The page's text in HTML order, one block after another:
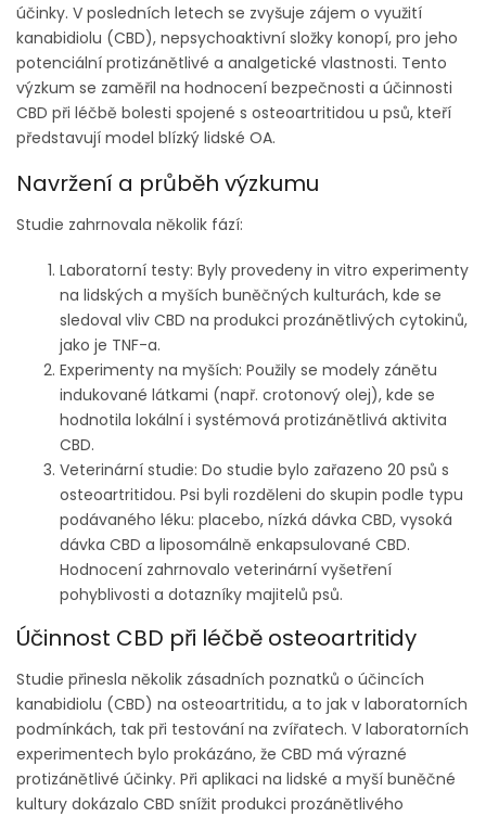
účinky. V posledních letech se zvyšuje zájem o využití
kanabidiolu (CBD), nepsychoaktivní složky konopí, pro jeho
potenciální protizánětlivé a analgetické vlastnosti. Tento
výzkum se zaměřil na hodnocení bezpečnosti a účinnosti
CBD při léčbě bolesti spojené s osteoartritidou u psů, kteří
představují model blízký lidské OA.
Navržení a průběh výzkumu
Studie zahrnovala několik fází:
Laboratorní testy: Byly provedeny in vitro experimenty
na lidských a myších buněčných kulturách, kde se
sledoval vliv CBD na produkci prozánětlivých cytokinů,
jako je TNF-a.
Experimenty na myších: Použily se modely zánětu
indukované látkami (např. crotonový olej), kde se
hodnotila lokální i systémová protizánětlivá aktivita
CBD.
Veterinární studie: Do studie bylo zařazeno 20 psů s
osteoartritidou. Psi byli rozděleni do skupin podle typu
podávaného léku: placebo, nízká dávka CBD, vysoká
dávka CBD a liposomálně enkapsulované CBD.
Hodnocení zahrnovalo veterinární vyšetření
pohyblivosti a dotazníky majitelů psů.
Účinnost CBD při léčbě osteoartritidy
Studie přinesla několik zásadních poznatků o účincích
kanabidiolu (CBD) na osteoartritidu, a to jak v laboratorních
podmínkách, tak při testování na zvířatech. V laboratorních
experimentech bylo prokázáno, že CBD má výrazné
protizánětlivé účinky. Při aplikaci na lidské a myší buněčné
kultury dokázalo CBD snížit produkci prozánětlivého